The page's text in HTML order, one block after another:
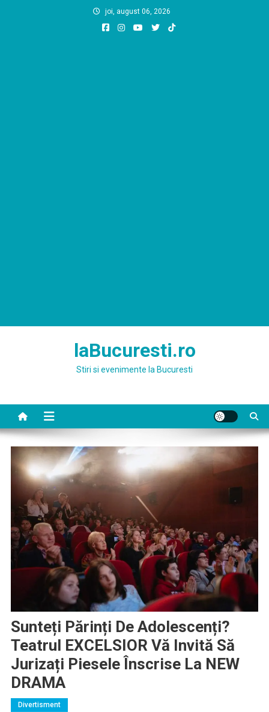
joi, august 06, 2026
laBucuresti.ro
Stiri si evenimente la Bucuresti
Sunteți Părinți De Adolescenți?
Teatrul EXCELSIOR Vă Invită Să
Jurizați Piesele Înscrise La NEW
DRAMA
Divertisment